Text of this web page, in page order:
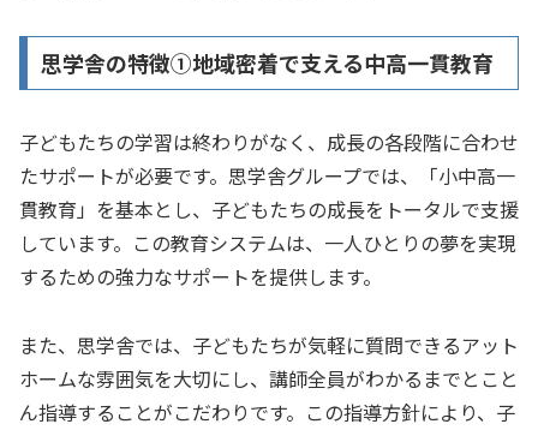
思学舎の特徴①地域密着で支える中高一貫教育
子どもたちの学習は終わりがなく、成長の各段階に合わせ
たサポートが必要です。思学舎グループでは、「小中高一
貫教育」を基本とし、子どもたちの成長をトータルで支援
しています。この教育システムは、一人ひとりの夢を実現
するための強力なサポートを提供します。
また、思学舎では、子どもたちが気軽に質問できるアット
ホームな雰囲気を大切にし、講師全員がわかるまでとこと
ん指導することがこだわりです。この指導方針により、子